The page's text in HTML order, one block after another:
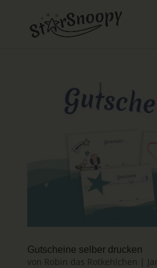
Gutscheine selber drucken
von Robin das Rotkehlchen